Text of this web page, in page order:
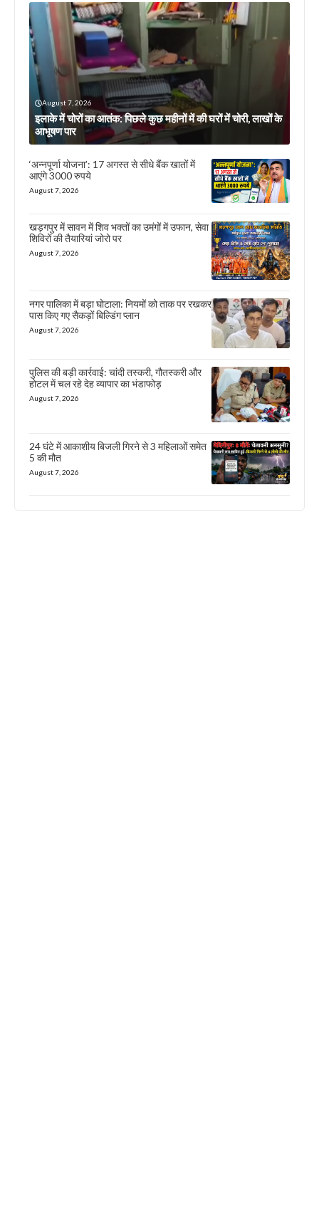
August 7, 2026
इलाके में चोरों का आतंक: पिछले कुछ महीनों में की घरों में चोरी, लाखों के
आभूषण पार
‘अन्नपूर्णा योजना’: 17 अगस्त से सीधे बैंक खातों में
आएंगे 3000 रुपये
August 7, 2026
खड़गपुर में सावन में शिव भक्तों का उमंगों में उफान, सेवा
शिविरों की तैयारियां जोरो पर
August 7, 2026
नगर पालिका में बड़ा घोटाला: नियमों को ताक पर रखकर
पास किए गए सैकड़ों बिल्डिंग प्लान
August 7, 2026
पुलिस की बड़ी कार्रवाई: चांदी तस्करी, गौतस्करी और
होटल में चल रहे देह व्यापार का भंडाफोड़
August 7, 2026
24 घंटे में आकाशीय बिजली गिरने से 3 महिलाओं समेत
5 की मौत
August 7, 2026